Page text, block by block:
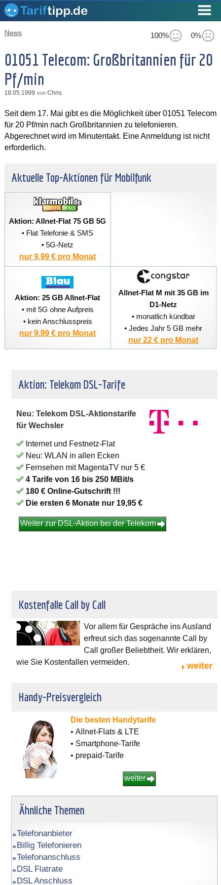
100% 0%
News
01051 Telecom: Großbritannien für 20
Pf/min
18.05.1999 von Chris
Seit dem 17. Mai gibt es die Möglichkeit über 01051 Telecom
für 20 Pf/min nach Großbritannien zu telefonieren.
Abgerechnet wird im Minutentakt. Eine Anmeldung ist nicht
erforderlich.
Aktuelle Top-Aktionen für Mobilfunk
Aktion: Allnet-Flat 75 GB 5G
• Flat Telefonie & SMS
• 5G-Netz
nur 9,99 € pro Monat
Aktion: 25 GB Allnet-Flat
• mit 5G ohne Aufpreis
• kein Anschlusspreis
nur 9,99 € pro Monat
Allnet-Flat M mit 35 GB im
D1-Netz
• monatlich kündbar
• Jedes Jahr 5 GB mehr
nur 22 € pro Monat
Aktion: Telekom DSL-Tarife
Neu: Telekom DSL-Aktionstarife
für Wechsler
Internet und Festnetz-Flat
Neu: WLAN in allen Ecken
Fernsehen mit MagentaTV nur 5 €
4 Tarife von 16 bis 250 MBit/s
180 € Online-Gutschrift !!!
Die ersten 6 Monate nur 19,95 €
Weiter zur DSL-Aktion bei der Telekom
Kostenfalle Call by Call
Vor allem für Gespräche ins Ausland
erfreut sich das sogenannte Call by
Call großer Beliebtheit. Wir erklären,
wie Sie Kostenfallen vermeiden.
weiter
Handy-Preisvergleich
Die besten Handytarife
• Allnet-Flats & LTE
• Smartphone-Tarife
• prepaid-Tarife
weiter
Ähnliche Themen
Telefonanbieter
Billig Telefonieren
Telefonanschluss
DSL Flatrate
DSL Anschluss